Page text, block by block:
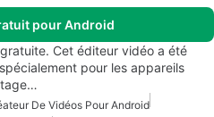
pour Android
Cet éditeur vidéo a été
pour les appareils
De Vidéos Pour Android